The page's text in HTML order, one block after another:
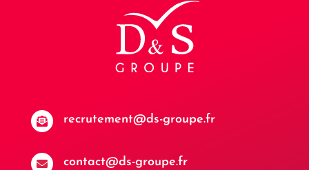
 recrutement@ds-groupe.fr
 contact@ds-groupe.fr